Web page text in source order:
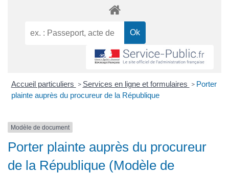
Accueil particuliers > Services en ligne et formulaires > Porter
plainte auprès du procureur de la République
Modèle de document
Porter plainte auprès du procureur
de la République (Modèle de